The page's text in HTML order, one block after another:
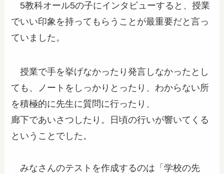
5教科オール5の子にインタビューすると、授業
でいい印象を持ってもらうことが最重要だと言っ
ていました。
授業で手を挙げなかったり発言しなかったとし
ても、ノートをしっかりとったり、わからない所
を積極的に先生に質問に行ったり、
廊下であいさつしたり。日頃の行いが響いてくる
ということでした。
みなさんのテストを作成するのは「学校の先